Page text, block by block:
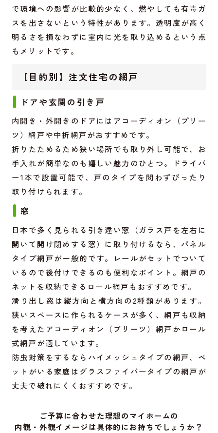
で環境への影響が比較的少なく、燃やしても有毒ガ
スを出さないという特性があります。透明度が高く
明るさを損なわずに室内に光を取り込めるという点
もメリットです。
【目的別】注文住宅の網戸
ドアや玄関の引き戸
内開き・外開きのドアにはアコーディオン（プリー
ツ）網戸や中折網戸がおすすめです。
折りたためるため狭い場所でも取り外し可能で、お
手入れが簡単なのも嬉しい魅力のひとつ。ドライバ
ー1本で設置可能で、戸のタイプを問わずぴったり
取り付けられます。
窓
日本で多く見られる引き違い窓（ガラス戸を左右に
開いて開け閉めする窓）に取り付けるなら、パネル
タイプ網戸が一般的です。レールがセットでついて
いるので後付けできるのも便利なポイント。網戸の
ネットを収納できるロール網戸もおすすめです。
滑り出し窓は縦方向と横方向の2種類があります。
狭いスペースに作られるケースが多く、網戸も収納
を考えたアコーディオン（プリーツ）網戸かロール
式網戸が適しています。
防虫対策をするならハイメッシュタイプの網戸、ペ
ットがいる家庭はグラスファイバータイプの網戸が
丈夫で破れにくくおすすめです。
ご予算に合わせた理想のマイホームの
内観・外観イメージは具体的にお持ちでしょうか？